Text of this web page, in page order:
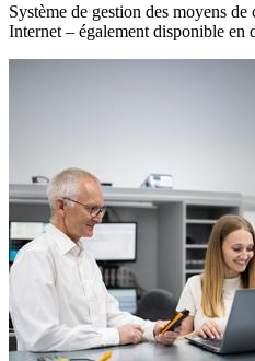
Système de gestion des moyens
Internet – également disponible en